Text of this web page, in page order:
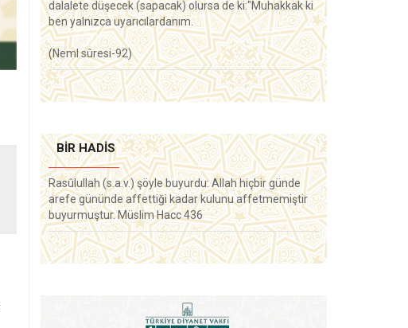
dalalete düşecek (sapacak) olursa de ki:"Muhakkak ki
ben yalnızca uyarıcılardanım.
(Neml sûresi-92)
BIR HADIS
Rasûlullah (s.a.v.) şöyle buyurdu: Allah hiçbir günde
arefe gününde affettiği kadar kulunu affetmemiştir
buyurmuştur. Müslim Hacc 436